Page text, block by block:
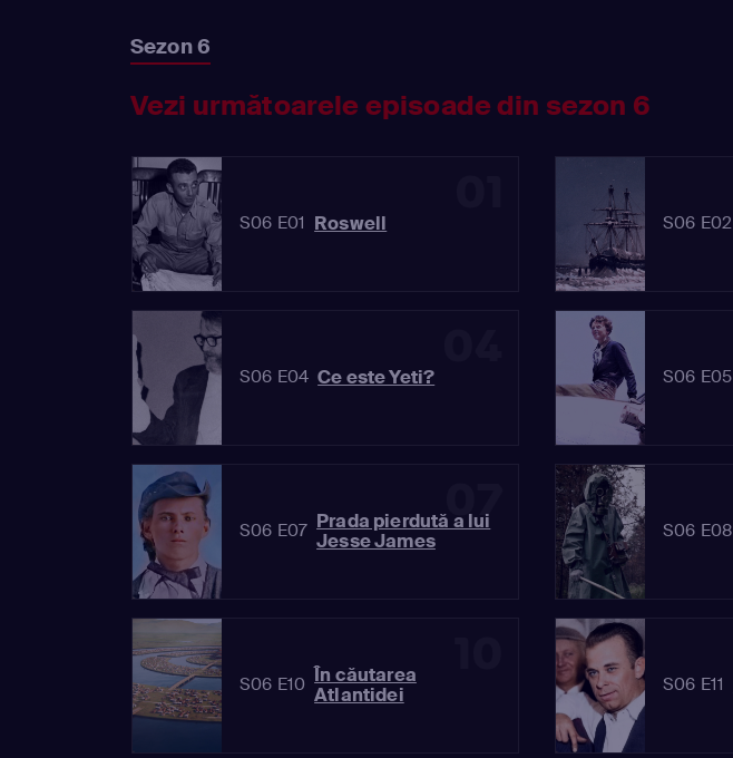
Sezon 6
Vezi următoarele episoade din sezon 6
S06 E01 Roswell S06 E02
S06 E04 Ce este Yeti? S06 E05
07
S06 E07 Prada pierdută a lui
Jesse James
S06 E08
S06 E10 În căutarea
Atlantidei
S06 E11